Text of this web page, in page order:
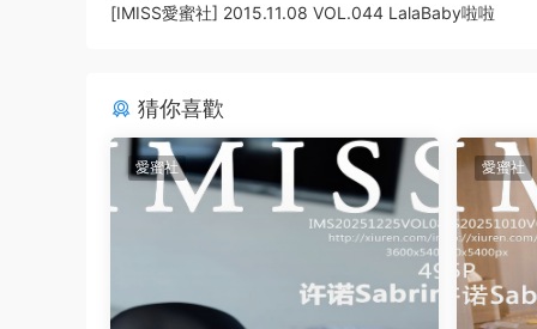
[IMISS愛蜜社] 2015.11.08 VOL.044 LalaBaby啦啦
猜你喜歡
愛蜜社 愛蜜社